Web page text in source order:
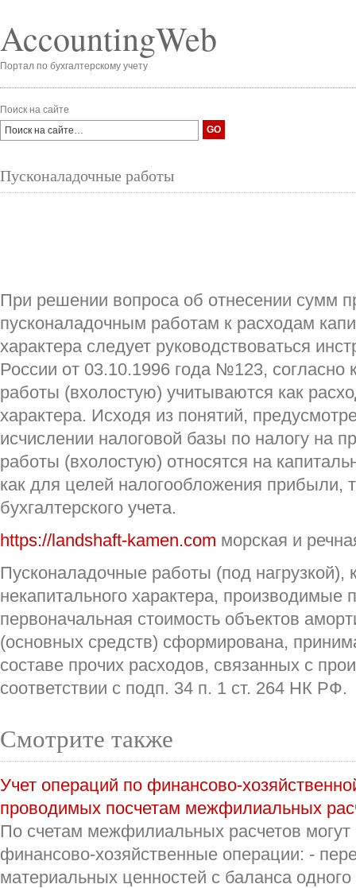
AccountingWeb
Портал по бухгалтерскому учету
Поиск на сайте
Пусконаладочные работы
При решении вопроса об отнесении сумм
пусконаладочным работам к расходам
характера следует руководствоваться
России от 03.10.1996 года №123, согласно
работы (вхолостую) учитываются как
характера. Исходя из понятий,
исчислении налоговой базы по налогу на
работы (вхолостую) относятся на
как для целей налогообложения прибыли,
бухгалтерского учета.
https://landshaft-kamen.com морская и
Пусконаладочные работы (под нагрузкой),
некапитального характера, производимые
первоначальная стоимость объектов
(основных средств) сформирована,
составе прочих расходов, связанных с
соответствии с подп. 34 п. 1 ст. 264 НК РФ.
Смотрите также
Учет операций по финансово-
проводимых посчетам межфилиальных
По счетам межфилиальных расчетов
финансово-хозяйственные операции: -
материальных ценностей с баланса